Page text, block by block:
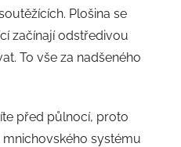
Plošina se
začínají odstředivou
To vše za nadšeného
před půlnocí, proto
systému